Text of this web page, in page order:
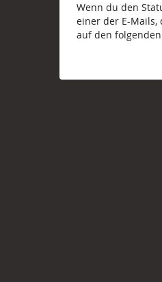
Wenn du den
einer der E-Mails,
auf den